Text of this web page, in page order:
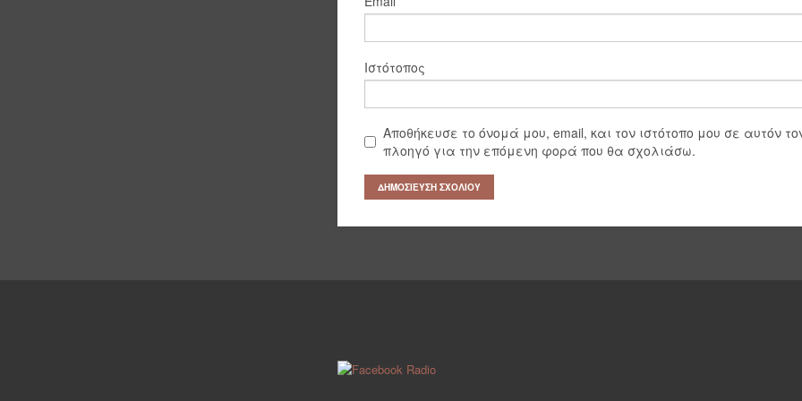
Ιστότοπος
Αποθήκευσε το όνομά μου, email, και τον ιστότοπο μου σε αυτόν
πλοηγό για την επόμενη φορά που θα σχολιάσω.